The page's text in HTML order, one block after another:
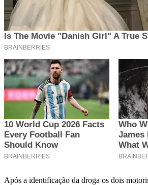
Após a identificação da droga os dois